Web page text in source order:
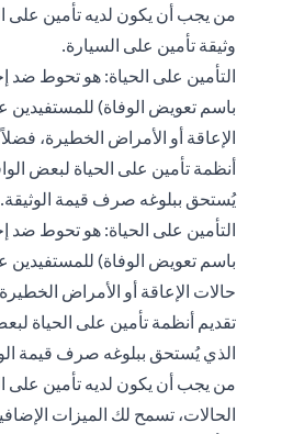
من يجب أن يكون لديه تأمين على
وثيقة تأمين على السيارة.
التأمين على الحياة: هو تحوط ضد
باسم تعويض الوفاة) للمستفيدين
الإعاقة أو الأمراض الخطيرة،
أنظمة تأمين على الحياة لبعض
يُستحق ببلوغه صرف قيمة الوثيقة.
التأمين على الحياة: هو تحوط ضد
باسم تعويض الوفاة) للمستفيدين
حالات الإعاقة أو الأمراض الخطيرة
تقديم أنظمة تأمين على الحياة
الذي يُستحق ببلوغه صرف قيمة
من يجب أن يكون لديه تأمين
الحالات، تسمح لك الميزات